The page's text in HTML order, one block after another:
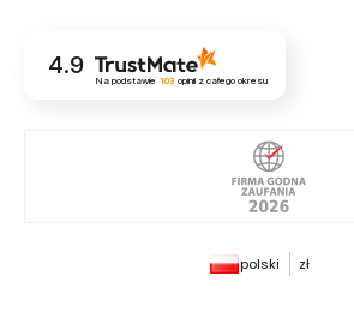
4.9
Na podstawie 103 opinii z całego okresu
polski zł